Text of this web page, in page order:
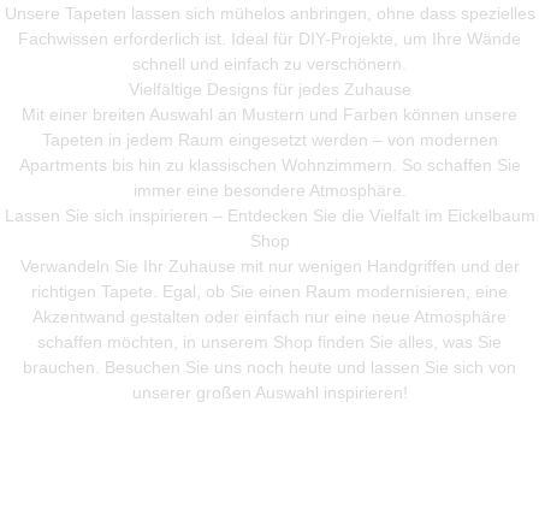
Unsere Tapeten lassen sich mühelos anbringen, ohne dass spezielles
Fachwissen erforderlich ist. Ideal für DIY-Projekte, um Ihre Wände
schnell und einfach zu verschönern.
Vielfältige Designs für jedes Zuhause
Mit einer breiten Auswahl an Mustern und Farben können unsere
Tapeten in jedem Raum eingesetzt werden – von modernen
Apartments bis hin zu klassischen Wohnzimmern. So schaffen Sie
immer eine besondere Atmosphäre.
Lassen Sie sich inspirieren – Entdecken Sie die Vielfalt im Eickelbaum
Shop
Verwandeln Sie Ihr Zuhause mit nur wenigen Handgriffen und der
richtigen Tapete. Egal, ob Sie einen Raum modernisieren, eine
Akzentwand gestalten oder einfach nur eine neue Atmosphäre
schaffen möchten, in unserem Shop finden Sie alles, was Sie
brauchen. Besuchen Sie uns noch heute und lassen Sie sich von
unserer großen Auswahl inspirieren!